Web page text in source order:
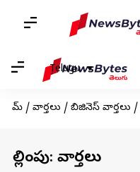
Telugu
హోమ్ / వార్తలు / బిజినెస్ వార్తలు /
చెల్లింపు: వార్తలు